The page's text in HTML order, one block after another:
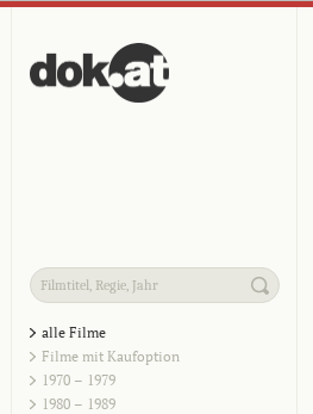
alle Filme
Filme mit Kaufoption
1970 – 1979
1980 – 1989